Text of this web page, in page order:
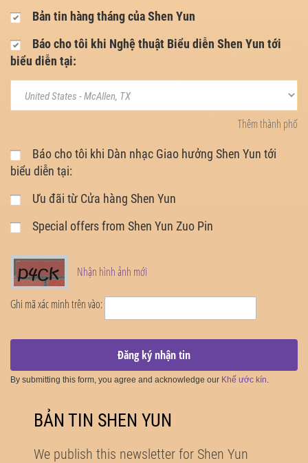
Bản tin hàng tháng của Shen Yun
Báo cho tôi khi Nghệ thuật Biểu diễn Shen Yun tới
biểu diễn tại:
Thêm thành phố
Báo cho tôi khi Dàn nhạc Giao hưởng Shen Yun tới
biểu diễn tại:
Ưu đãi từ Cửa hàng Shen Yun
Special offers from Shen Yun Zuo Pin
Nhận hình ảnh mới
Ghi mã xác minh trên vào:
Đăng ký nhận tin
By submitting this form, you agree and acknowledge our Khế ước kín.
BẢN TIN SHEN YUN
We publish this newsletter for Shen Yun